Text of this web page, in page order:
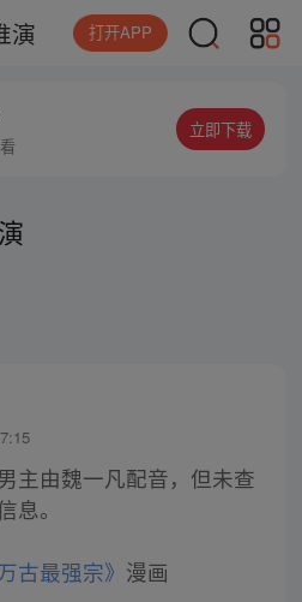
演 打开APP
立即下载
主由魏一凡配音，但未查
息。
古最强宗》 漫画